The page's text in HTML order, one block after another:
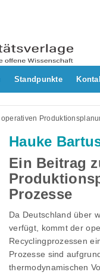
Standpunkte
Hauke
Ein Beitrag
Prozesse
Da Deutschland über
verfügt, kommt der
Recyclingprozessen
Prozesse sind
thermodynamischen